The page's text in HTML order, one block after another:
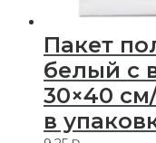
Пакет
белый с
30×40
в